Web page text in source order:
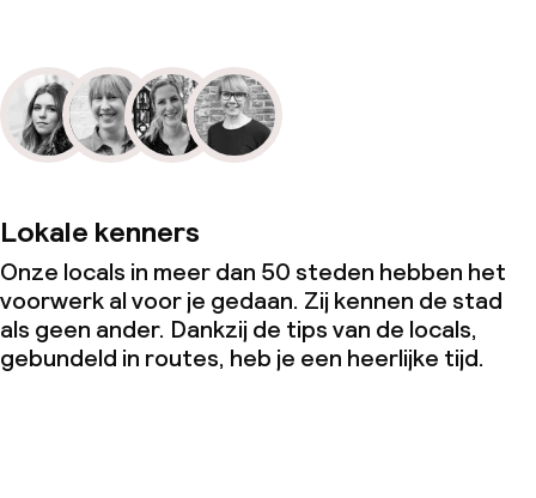
Lokale kenners
Onze locals in meer dan 50 steden hebben het
voorwerk al voor je gedaan. Zij kennen de stad
als geen ander. Dankzij de tips van de locals,
gebundeld in routes, heb je een heerlijke tijd.